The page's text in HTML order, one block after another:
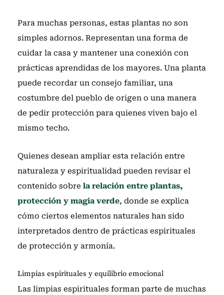
Para muchas personas, estas plantas no son
simples adornos. Representan una forma de
cuidar la casa y mantener una conexión con
prácticas aprendidas de los mayores. Una planta
puede recordar un consejo familiar, una
costumbre del pueblo de origen o una manera
de pedir protección para quienes viven bajo el
mismo techo.
Quienes desean ampliar esta relación entre
naturaleza y espiritualidad pueden revisar el
contenido sobre la relación entre plantas,
protección y magia verde, donde se explica
cómo ciertos elementos naturales han sido
interpretados dentro de prácticas espirituales
de protección y armonía.
Limpias espirituales y equilibrio emocional
Las limpias espirituales forman parte de muchas